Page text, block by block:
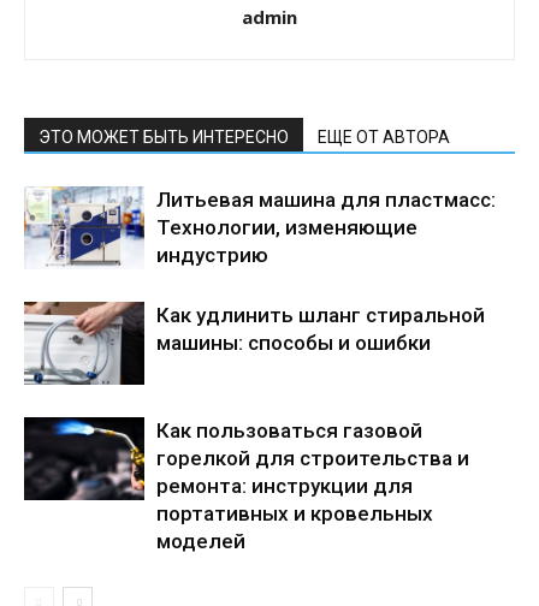
admin
ЭТО МОЖЕТ БЫТЬ ИНТЕРЕСНО ЕЩЕ ОТ АВТОРА
Литьевая машина для пластмасс:
Технологии, изменяющие
индустрию
Как удлинить шланг стиральной
машины: способы и ошибки
Как пользоваться газовой
горелкой для строительства и
ремонта: инструкции для
портативных и кровельных
моделей